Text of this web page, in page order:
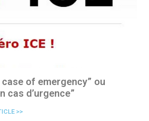
case of emergency” ou
cas d’urgence”
>>